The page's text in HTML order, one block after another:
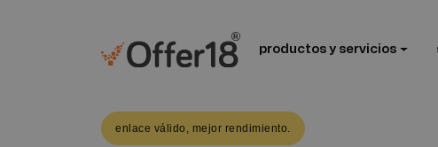
productos y servicios
enlace válido, mejor rendimiento.